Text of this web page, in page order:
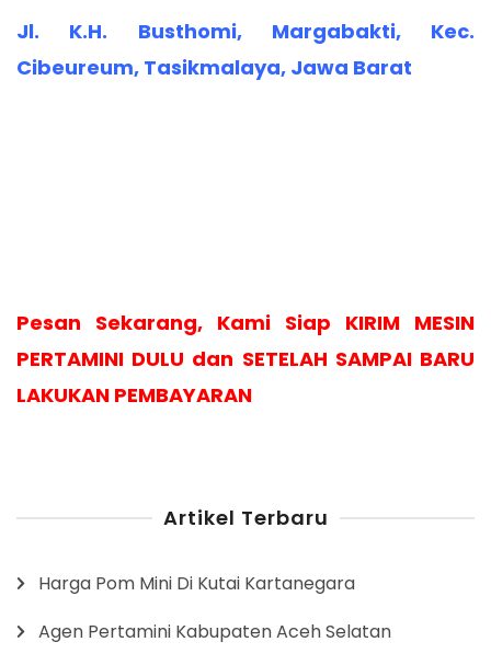
Jl. K.H. Busthomi, Margabakti, Kec.
Cibeureum, Tasikmalaya, Jawa Barat
Pesan Sekarang, Kami Siap KIRIM MESIN
PERTAMINI DULU dan SETELAH SAMPAI BARU
LAKUKAN PEMBAYARAN
Artikel Terbaru
Harga Pom Mini Di Kutai Kartanegara
Agen Pertamini Kabupaten Aceh Selatan